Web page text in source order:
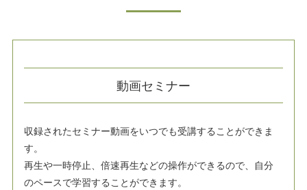
動画セミナー
収録されたセミナー動画をいつでも受講することができま
す。
再生や一時停止、倍速再生などの操作ができるので、自分
のペースで学習することができます。